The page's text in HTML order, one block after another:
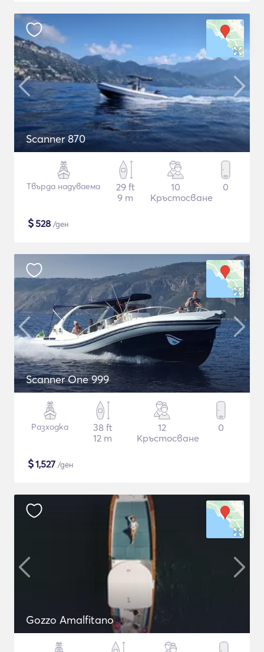
Scanner 870
Твърда надуваема
29 ft
9 m
10
Кръстосване
0
$528 /ден
Scanner One 999
Разходка
38 ft
12 m
12
Кръстосване
0
$1,527 /ден
Gozzo Amalfitano